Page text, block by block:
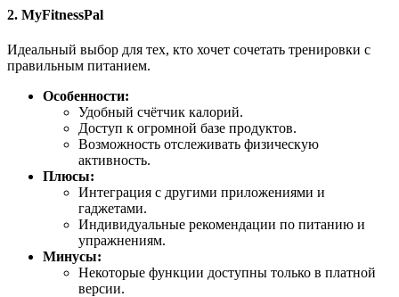
2. MyFitnessPal
Идеальный выбор для тех, кто хочет сочетать тренировки с
правильным питанием.
Особенности:
Удобный счётчик калорий.
Доступ к огромной базе продуктов.
Возможность отслеживать физическую
активность.
Плюсы:
Интеграция с другими приложениями и
гаджетами.
Индивидуальные рекомендации по питанию и
упражнениям.
Минусы:
Некоторые функции доступны только в платной
версии.